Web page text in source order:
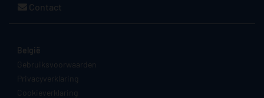
Contact
België
Gebruiksvoorwaarden
Privacyverklaring
Cookieverklaring